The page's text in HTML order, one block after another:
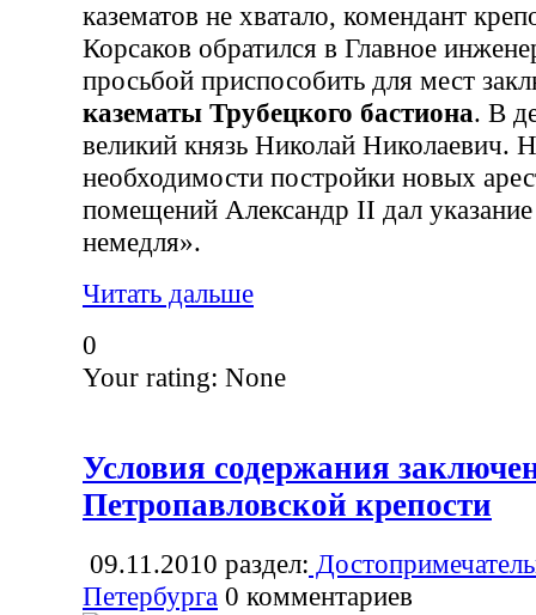
казематов не хватало, комендант
Корсаков обратился в Главное
просьбой приспособить для мест
казематы Трубецкого бастиона. В
великий князь Николай Николаевич.
необходимости постройки новых
помещений Александр II дал
немедля».
Читать дальше
0
Your rating: None
Условия содержания
Петропавловской крепости
09.11.2010 раздел:
Петербурга 0 комментариев